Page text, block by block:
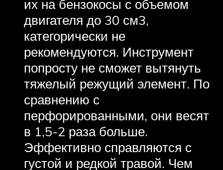
их на бензокосы с объемом
двигателя до 30 см3,
категорически не
рекомендуются. Инструмент
попросту не сможет вытянуть
тяжелый режущий элемент. По
сравнению с
перфорированными, они весят
в 1,5-2 раза больше.
Эффективно справляются с
густой и редкой травой. Чем